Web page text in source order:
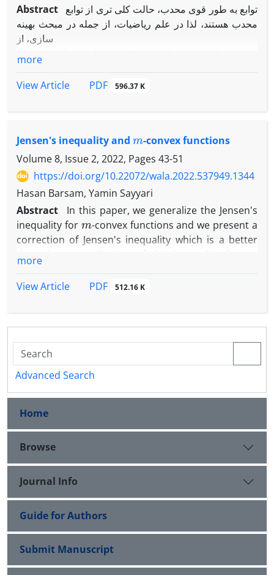
Abstract توابع به طور قوی محدب، حالت کلی تری از توابع
محدب هستند، لذا در علم ریاضیات، از جمله در مبحث بهینه
سازی، از
محدب
هایی از نامساوی ینسن و نامساوی ینسن−مرسر برای توابع
مشتق پذیر ارائه شده است، که در آن ها خاصیت به طور قوی
همچنین نتایج مقاله [۱۸] نیز بهبود داده شده است.
more
View Article
PDF 596.37 K
Jensen's inequality and
-convex functions
Volume 8, Issue 2, 2022, Pages 43-51
https://doi.org/10.22072/wala.2022.537949.1344
Hasan Barsam, Yamin Sayyari
Abstract
In this paper, we generalize the Jensen's
inequality for
m
-convex functions and we present a
correction of Jensen's inequality which is a better
m
and upper bounds for Jensen's discrete inequality.
more
View Article
PDF 512.16 K
Advanced Search
Home
Browse
Journal Info
Guide for Authors
Submit Manuscript